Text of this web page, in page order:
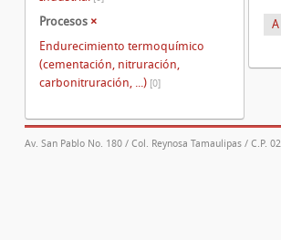
A
Procesos ×
Endurecimiento termoquímico
(cementación, nitruración,
carbonitruración, ...) [0]
Av. San Pablo No. 180 / Col. Reynosa Tamaulipas /